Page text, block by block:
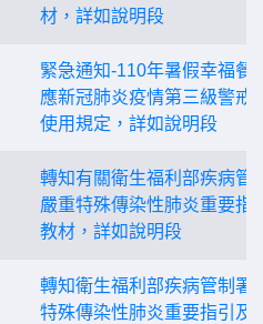
材，詳如說明段
緊急通知-110年暑假幸福餐
應新冠肺炎疫情第三級警戒
使用規定，詳如說明段
轉知有關衛生福利部疾病管
嚴重特殊傳染性肺炎重要指
教材，詳如說明段
轉知衛生福利部疾病管制署
特殊傳染性肺炎重要指引及